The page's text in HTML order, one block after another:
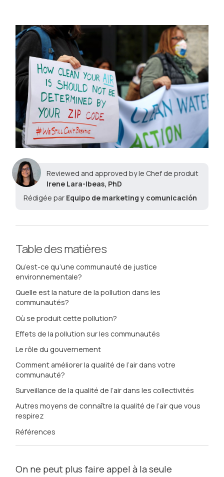
Reviewed and approved by le Chef de produit
Irene Lara-Ibeas, PhD
Rédigée par Equipo de marketing y comunicación
Table des matières
Qu’est-ce qu’une communauté de justice
environnementale?
Quelle est la nature de la pollution dans les
communautés?
Où se produit cette pollution?
Effets de la pollution sur les communautés
Le rôle du gouvernement
Comment améliorer la qualité de l’air dans votre
communauté?
Surveillance de la qualité de l’air dans les collectivités
Autres moyens de connaître la qualité de l’air que vous
respirez
Références
On ne peut plus faire appel à la seule